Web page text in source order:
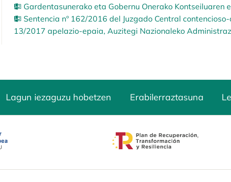
Gardentasunerako eta Gobernu Onerako Kontseiluaren
Sentencia nº 162/2016 del Juzgado Central
13/2017 apelazio-epaia, Auzitegi Nazionaleko
Lagun iezaguzu hobetzen Erabilerraztasuna
new tab opens in a new tab